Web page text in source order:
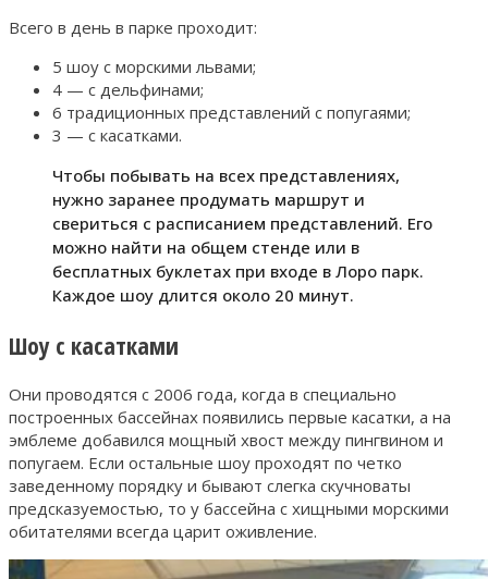
Всего в день в парке проходит:
5 шоу с морскими львами;
4 — с дельфинами;
6 традиционных представлений с попугаями;
3 — с касатками.
Чтобы побывать на всех представлениях,
нужно заранее продумать маршрут и
свериться с расписанием представлений. Его
можно найти на общем стенде или в
бесплатных буклетах при входе в Лоро парк.
Каждое шоу длится около 20 минут.
Шоу с касатками
Они проводятся с 2006 года, когда в специально
построенных бассейнах появились первые касатки, а на
эмблеме добавился мощный хвост между пингвином и
попугаем. Если остальные шоу проходят по четко
заведенному порядку и бывают слегка скучноваты
предсказуемостью, то у бассейна с хищными морскими
обитателями всегда царит оживление.